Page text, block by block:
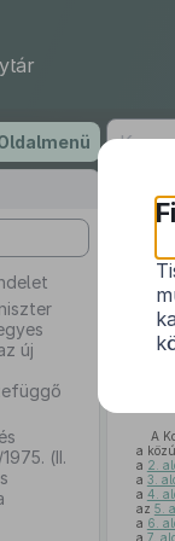
új
(II.
A
a
a 2.
a 3.
a 4.
az 5.
a 6.
a 7.